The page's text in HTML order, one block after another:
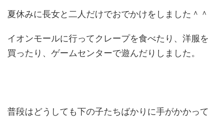
夏休みに長女と二人だけでおでかけをしました＾＾
イオンモールに行ってクレープを食べたり、洋服を
買ったり、ゲームセンターで遊んだりしました。
普段はどうしても下の子たちばかりに手がかかって